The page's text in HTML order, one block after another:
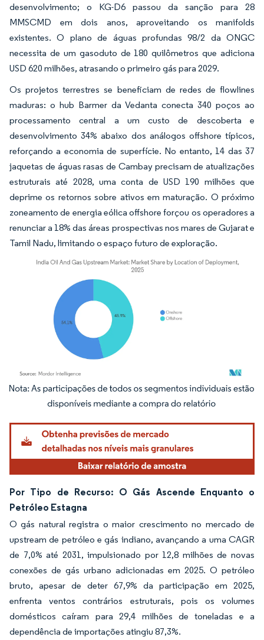
desenvolvimento; o KG-D6 passou da sanção para 28
MMSCMD em dois anos, aproveitando os manifolds
existentes. O plano de águas profundas 98/2 da ONGC
necessita de um gasoduto de 180 quilômetros que adiciona
USD 620 milhões, atrasando o primeiro gás para 2029.
Os projetos terrestres se beneficiam de redes de flowlines
maduras: o hub Barmer da Vedanta conecta 340 poços ao
processamento central a um custo de descoberta e
desenvolvimento 34% abaixo dos análogos offshore típicos,
reforçando a economia de superfície. No entanto, 14 das 37
jaquetas de águas rasas de Cambay precisam de atualizações
estruturais até 2028, uma conta de USD 190 milhões que
deprime os retornos sobre ativos em maturação. O próximo
zoneamento de energia eólica offshore forçou os operadores a
renunciar a 18% das áreas prospectivas nos mares de Gujarat e
Tamil Nadu, limitando o espaço futuro de exploração.
Imagem © Mordor Intelligence. O reuso requer atribuição conforme CC BY 4.0.
Por Tipo de Recurso: O Gás Ascende Enquanto o
Petróleo Estagna
O gás natural registra o maior crescimento no mercado de
upstream de petróleo e gás indiano, avançando a uma CAGR
de 7,0% até 2031, impulsionado por 12,8 milhões de novas
conexões de gás urbano adicionadas em 2025. O petróleo
bruto, apesar de deter 67,9% da participação em 2025,
enfrenta ventos contrários estruturais, pois os volumes
domésticos caíram para 29,4 milhões de toneladas e a
dependência de importações atingiu 87,3%.